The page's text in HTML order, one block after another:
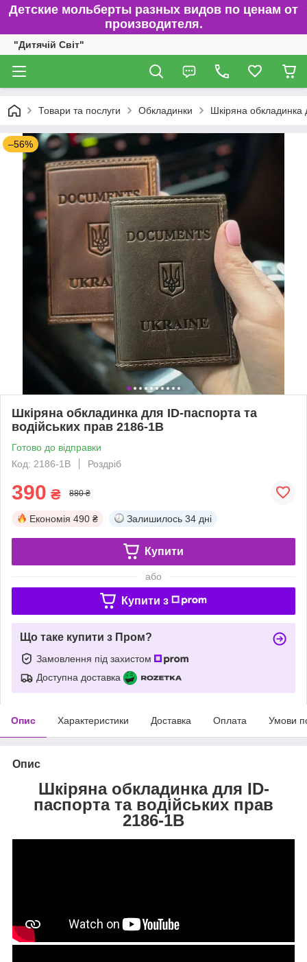
Детские мольберты разных видов по ценам от
производителя.
"Дитячій Світ"
Товари та послуги Обкладинки Шкіряна обкладинка
–56%
Шкіряна обкладинка для ID-паспорта та
водійських прав 2186-1B
Готово до відправки
Код: 2186-1B
Роздріб
390 ₴ 880 ₴
Економія 490 ₴ Залишилось 34 дні
Купити
або
Купити з
Що таке купити з Пром?
Замовлення під захистом
Доступна доставка
Опис Характеристики Доставка Оплата Умови
Опис
Шкіряна обкладинка для ID-
паспорта та водійських прав
2186-1B